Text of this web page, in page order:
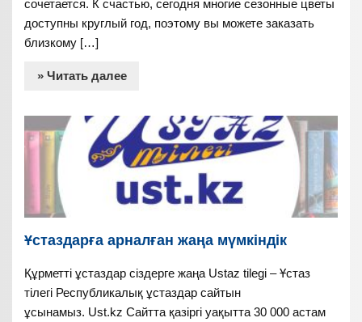
сочетается. К счастью, сегодня многие сезонные цветы
доступны круглый год, поэтому вы можете заказать
близкому […]
» Читать далее
Ұстаздарға арналған жаңа мүмкіндік
Құрметті ұстаздар сіздерге жаңа Ustaz tilegi – Ұстаз
тілегі Республикалық ұстаздар сайтын
ұсынамыз. Ust.kz Сайтта қазіргі уақытта 30 000 астам